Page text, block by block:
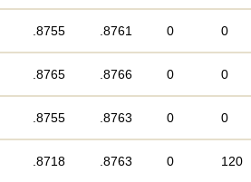
.8755 .8761 0 0
.8765 .8766 0 0
.8755 .8763 0 0
.8718 .8763 0 120